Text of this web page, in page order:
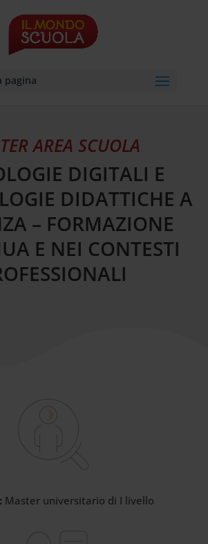
pagina
AREA SCUOLA
DIGITALI E
DIDATTICHE A
– FORMAZIONE
E NEI CONTESTI
Master universitario di I livello